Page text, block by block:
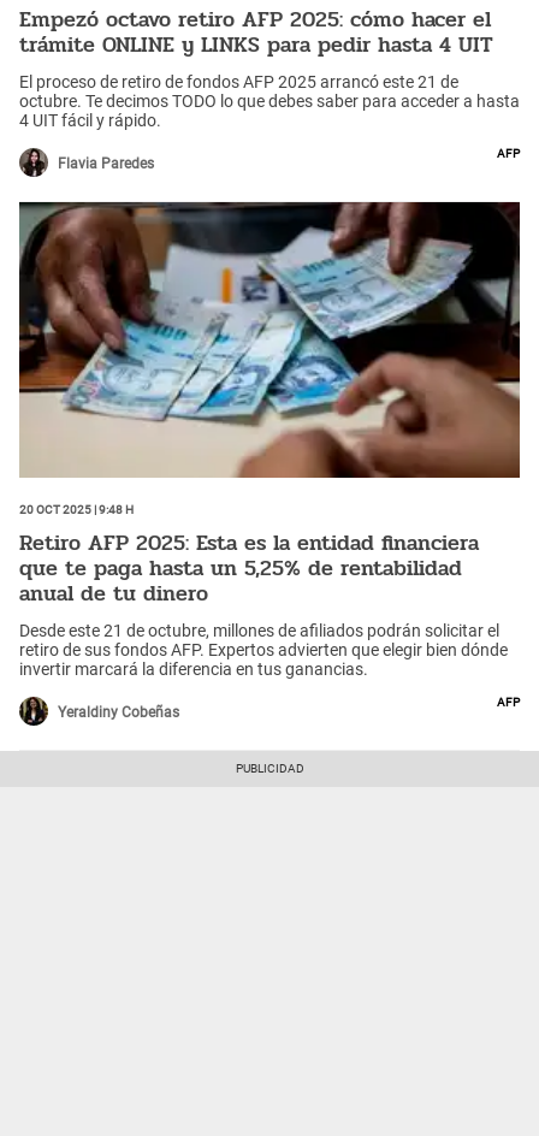
Empezó octavo retiro AFP 2025: cómo hacer el
trámite ONLINE y LINKS para pedir hasta 4 UIT
El proceso de retiro de fondos AFP 2025 arrancó este 21 de
octubre. Te decimos TODO lo que debes saber para acceder a hasta
4 UIT fácil y rápido.
Flavia Paredes
AFP
20 Oct 2025 | 9:48 h
Retiro AFP 2025: Esta es la entidad financiera
que te paga hasta un 5,25% de rentabilidad
anual de tu dinero
Desde este 21 de octubre, millones de afiliados podrán solicitar el
retiro de sus fondos AFP. Expertos advierten que elegir bien dónde
invertir marcará la diferencia en tus ganancias.
Yeraldiny Cobeñas
AFP